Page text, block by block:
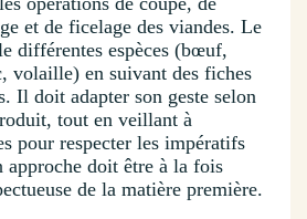
et de ficelage des viandes. Le
différentes espèces (bœuf,
volaille) en suivant des fiches
Il doit adapter son geste selon
tout en veillant à
pour respecter les impératifs
approche doit être à la fois
de la matière première.